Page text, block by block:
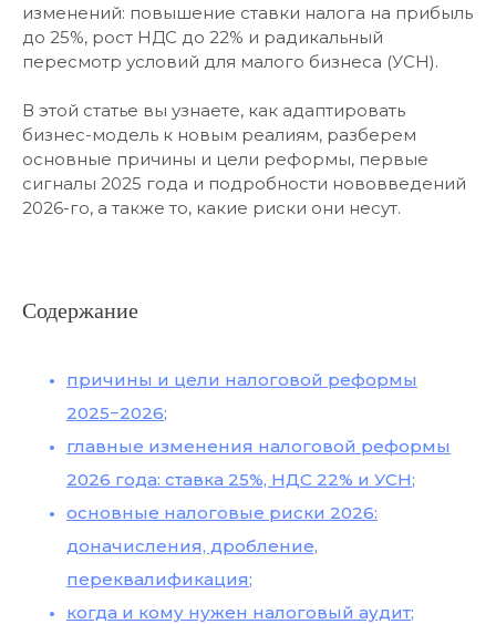
изменений: повышение ставки налога на прибыль
до 25%, рост НДС до 22% и радикальный
пересмотр условий для малого бизнеса (УСН).
В этой статье вы узнаете, как адаптировать
бизнес-модель к новым реалиям, разберем
основные причины и цели реформы, первые
сигналы 2025 года и подробности нововведений
2026-го, а также то, какие риски они несут.
Содержание
причины и цели налоговой реформы
2025−2026;
главные изменения налоговой реформы
2026 года: ставка 25%, НДС 22% и УСН;
основные налоговые риски 2026:
доначисления, дробление,
переквалификация;
когда и кому нужен налоговый аудит;